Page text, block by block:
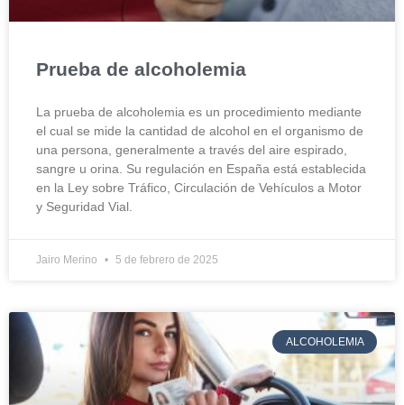
Prueba de alcoholemia
La prueba de alcoholemia es un procedimiento mediante
el cual se mide la cantidad de alcohol en el organismo de
una persona, generalmente a través del aire espirado,
sangre u orina. Su regulación en España está establecida
en la Ley sobre Tráfico, Circulación de Vehículos a Motor
y Seguridad Vial.
Jairo Merino 5 de febrero de 2025
ALCOHOLEMIA